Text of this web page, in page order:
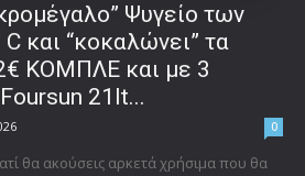
Ψυγείο των
και “κοκαλώνει” τα
ΚΟΜΠΛΕ και με 3
21lt...
0
θα ακούσεις αρκετά χρήσιμα που θα